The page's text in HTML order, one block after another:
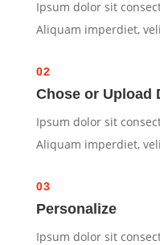
Ipsum dolor sit
Aliquam imperdiet,
02
Chose or Upload
Ipsum dolor sit
Aliquam imperdiet,
03
Personalize
Ipsum dolor sit